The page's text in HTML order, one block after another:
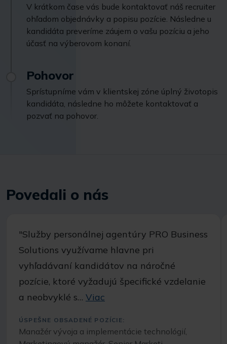
V krátkom čase vás bude kontaktovať náš recruiter
ohľadom objednávky a popisu pozície. Následne u
kandidáta preveríme záujem o vašu pozíciu a jeho
účasť na výberovom konaní.
Pohovor
Sprístupníme vám v klientskej zóne úplný životopis
kandidáta, následne ho môžete kontaktovať a
pozvať na pohovor.
Povedali o nás
"Služby personálnej agentúry PRO Business
Solutions využívame hlavne pri
vyhľadávaní kandidátov na náročné
pozície, ktoré vyžadujú špecifické vzdelanie
a neobvyklé s… Viac
ÚSPEŠNE OBSADENÉ POZÍCIE:
Manažér vývoja a implementácie technológií,